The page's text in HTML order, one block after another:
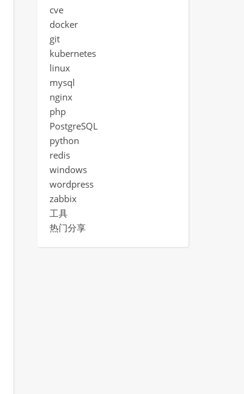
cve
docker
git
kubernetes
linux
mysql
nginx
php
PostgreSQL
python
redis
windows
wordpress
zabbix
工具
热门分享